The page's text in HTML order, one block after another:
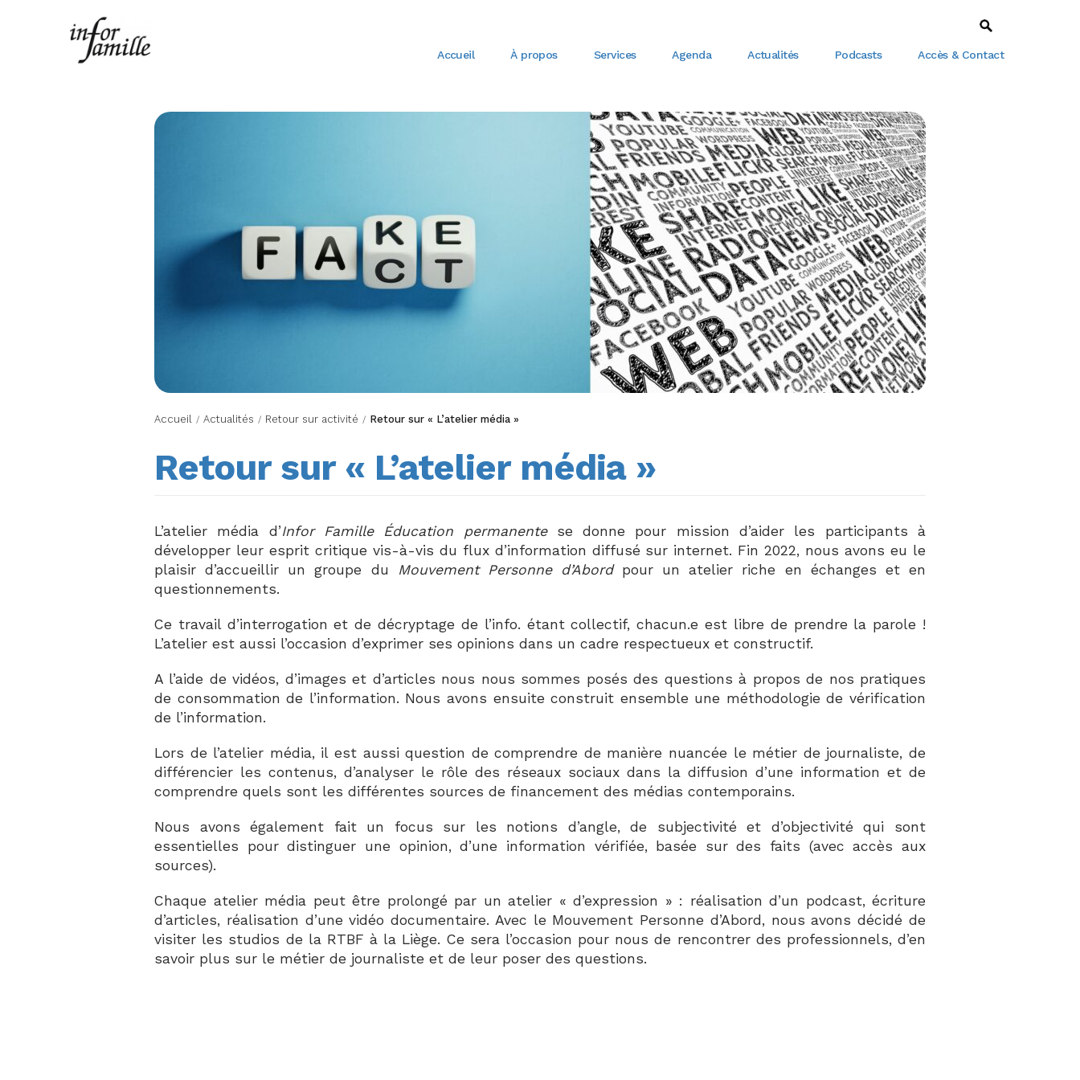
Accueil À propos Services Agenda Actualités Podcasts Accès & Contact
Accueil / Actualités / Retour sur activité / Retour sur « L’atelier média »
Retour sur « L’atelier média »
L’atelier média d’Infor Famille Éducation permanentese donne pour mission d’aider les participants à
développer leur esprit critique vis-à-vis du flux d’information diffusé sur internet. Fin 2022, nous avons eu le
plaisir d’accueillir un groupe du
Mouvement Personne d’Abordpour un atelier riche en échanges et en
questionnements.
Ce travail d’interrogation et de décryptage de l’info. étant collectif, chacun.e est libre de prendre la parole !
L’atelier est aussi l’occasion d’exprimer ses opinions dans un cadre respectueux et constructif.
A l’aide de vidéos, d’images et d’articles nous nous sommes posés des questions à propos de nos pratiques
de consommation de l’information. Nous avons ensuite construit ensemble une méthodologie de vérification
de l’information.
Lors de l’atelier média, il est aussi question de comprendre de manière nuancée le métier de journaliste, de
différencier les contenus, d’analyser le rôle des réseaux sociaux dans la diffusion d’une information et de
comprendre quels sont les différentes sources de financement des médias contemporains.
Nous avons également fait un focus sur les notions d’angle, de subjectivité et d’objectivité qui sont
essentielles pour distinguer une opinion, d’une information vérifiée, basée sur des faits (avec accès aux
sources).
Chaque atelier média peut être prolongé par un atelier « d’expression » : réalisation d’un podcast, écriture
d’articles, réalisation d’une vidéo documentaire. Avec le Mouvement Personne d’Abord, nous avons décidé de
visiter les studios de la RTBF à la Liège. Ce sera l’occasion pour nous de rencontrer des professionnels, d’en
savoir plus sur le métier de journaliste et de leur poser des questions.